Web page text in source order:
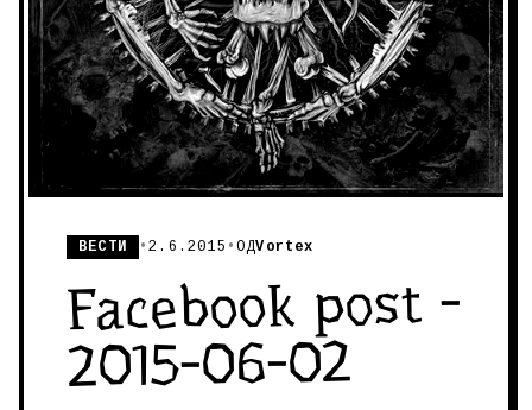
ВЕСТИ •2.6.2015 •ОДVortex
Facebook post -
2015-06-02